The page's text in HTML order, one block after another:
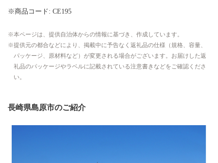
※商品コード: CE195
本ページは、提供自治体からの情報に基づき、作成しています。
提供元の都合などにより、掲載中に予告なく返礼品の仕様（規格、容量、
パッケージ、原材料など）が変更される場合がございます。お届けした返
礼品のパッケージやラベルに記載されている注意書きなどをご確認くださ
い。
長崎県島原市のご紹介